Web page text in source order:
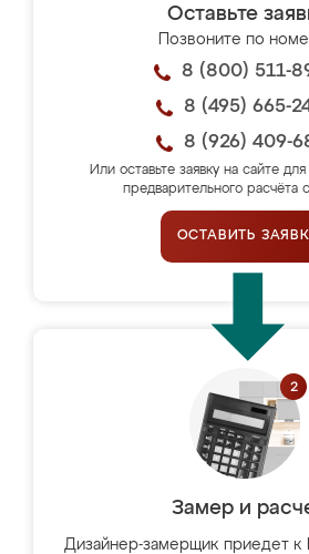
Оставьте
Позвоните по
8 (800) 511-
8 (495) 665-
8 (926) 409-
Или оставьте заявку на сайте для
предварительного расчёта
ОСТАВИТЬ
Замер и
Дизайнер-замерщик приедет к